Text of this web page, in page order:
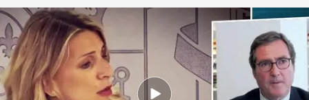
El presidente de la CEOE explica por qué es un "error" la reducción de
jornada
Alba de la Orden
06 MAY 2025 - 18:17h.